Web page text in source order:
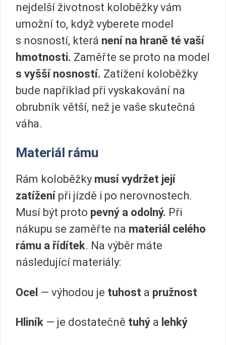
nejdelší životnost koloběžky vám
umožní to, když vyberete model
s nosností, která není na hraně té vaší
hmotnosti. Zaměřte se proto na model
s vyšší nosností. Zatížení koloběžky
bude například při vyskakování na
obrubník větší, než je vaše skutečná
váha.
Materiál rámu
Rám koloběžky musí vydržet její
zatížení při jízdě i po nerovnostech.
Musí být proto pevný a odolný. Při
nákupu se zaměřte na materiál celého
rámu a řídítek. Na výběr máte
následující materiály:
Ocel — výhodou je tuhost a pružnost
Hliník — je dostatečně tuhý a lehký